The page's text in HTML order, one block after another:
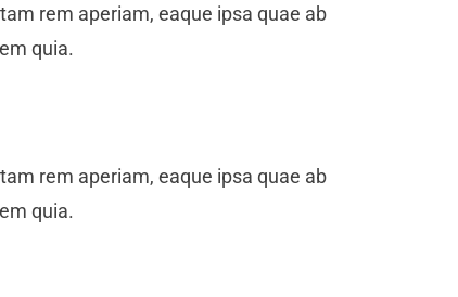
rem aperiam, eaque ipsa quae ab
quia.
rem aperiam, eaque ipsa quae ab
quia.